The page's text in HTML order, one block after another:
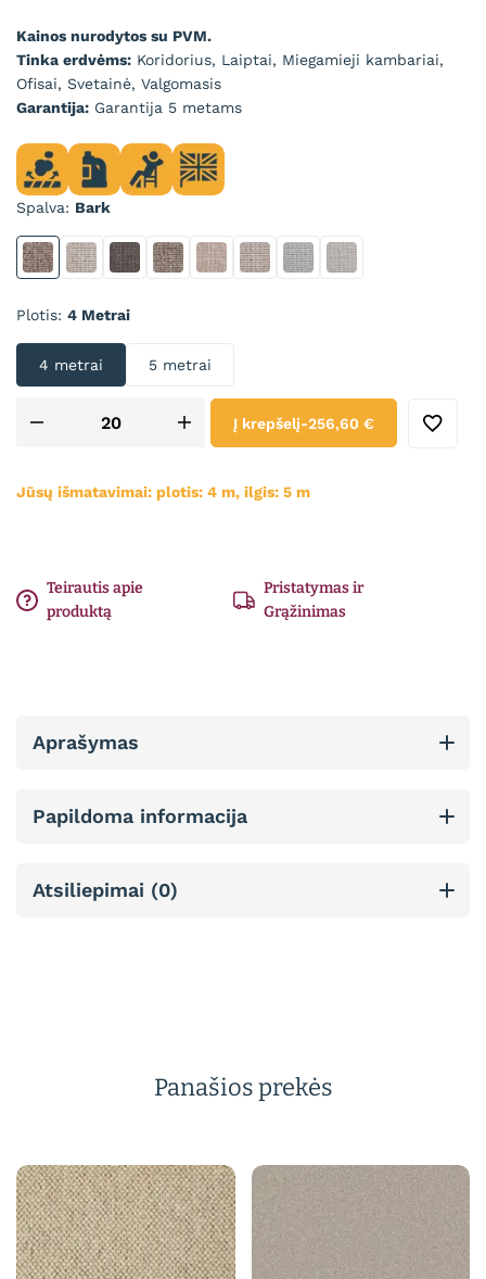
Kainos nurodytos su PVM.
Tinka erdvėms: Koridorius, Laiptai, Miegamieji kambariai,
Ofisai, Svetainė, Valgomasis
Garantija: Garantija 5 metams
Spalva Bark
Bark Beige CharcoalChestnutFawn Latte PebbleStone
Plotis 4 Metrai
4 metrai 5 metrai
Į krepšelį-256,60 €
Jūsų išmatavimai: plotis: 4 m, ilgis: 5 m
Teirautis apie
produktą
Pristatymas ir
Grąžinimas
Aprašymas
Papildoma informacija
Atsiliepimai (0)
Panašios prekės